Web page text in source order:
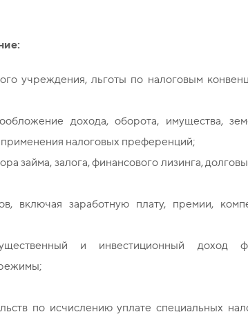
учреждения, льготы по налоговым
дохода, оборота, имущества,
применения налоговых преференций;
займа, залога, финансового лизинга,
включая заработную плату, премии,
и инвестиционный доход
по исчислению уплате специальных